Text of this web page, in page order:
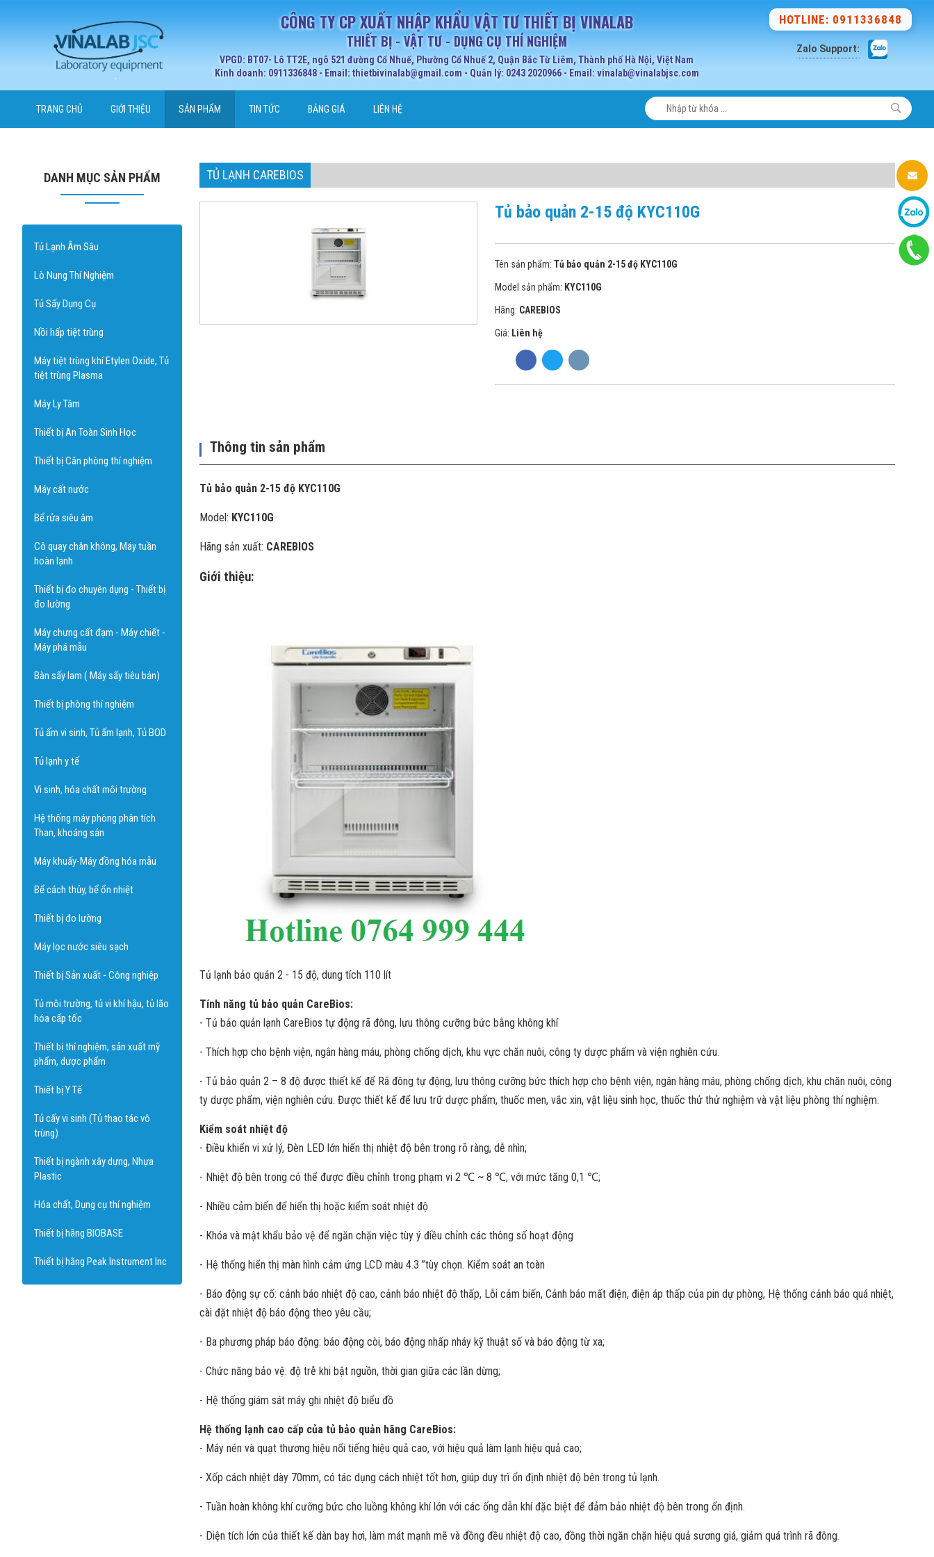
CÔNG TY CP XUẤT NHẬP KHẨU VẬT TƯ THIẾT BỊ VINALAB
THIẾT BỊ - VẬT TƯ - DỤNG CỤ THÍ NGHIỆM
VPGD: BT07- Lô TT2E, ngõ 521 đường Cổ Nhuế, Phường Cổ Nhuế 2, Quận Bắc Từ Liêm, Thành phố Hà Nội, Việt Nam
Kinh doanh: 0911336848 - Email: thietbivinalab@gmail.com - Quản lý: 0243 2020966 - Email: vinalab@vinalabjsc.com
HOTLINE: 0911336848
Zalo Support:
TRANG CHỦ GIỚI THIỆU SẢN PHẨM TIN TỨC BẢNG GIÁ LIÊN HỆ
DANH MỤC SẢN PHẨM
Tủ Lạnh Âm Sâu
Lò Nung Thí Nghiệm
Tủ Sấy Dụng Cụ
Nồi hấp tiệt trùng
Máy tiệt trùng khí Etylen Oxide, Tủ
tiệt trùng Plasma
Máy Ly Tâm
Thiết bị An Toàn Sinh Học
Thiết bị Cân phòng thí nghiệm
Máy cất nước
Bể rửa siêu âm
Cô quay chân không, Máy tuần
hoàn lạnh
Thiết bị đo chuyên dụng - Thiết bị
đo lường
Máy chưng cất đạm - Máy chiết -
Máy phá mẫu
Bàn sấy lam ( Máy sấy tiêu bản)
Thiết bị phòng thí nghiệm
Tủ ấm vi sinh, Tủ ấm lạnh, Tủ BOD
Tủ lạnh y tế
Vi sinh, hóa chất môi trường
Hệ thống máy phòng phân tích
Than, khoáng sản
Máy khuấy-Máy đồng hóa mẫu
Bể cách thủy, bể ổn nhiệt
Thiết bị đo lường
Máy lọc nước siêu sạch
Thiết bị Sản xuất - Công nghiệp
Tủ môi trường, tủ vi khí hậu, tủ lão
hóa cấp tốc
Thiết bị thí nghiệm, sản xuất mỹ
phẩm, dược phẩm
Thiết bị Y Tế
Tủ cấy vi sinh (Tủ thao tác vô
trùng)
Thiết bị ngành xây dựng, Nhựa
Plastic
Hóa chất, Dụng cụ thí nghiệm
Thiết bị hãng BIOBASE
Thiết bị hãng Peak Instrument Inc
TỦ LẠNH CAREBIOS
Tủ bảo quản 2-15 độ KYC110G
Tên sản phẩm: Tủ bảo quản 2-15 độ KYC110G
Model sản phẩm: KYC110G
Hãng: CAREBIOS
Giá: Liên hệ
Thông tin sản phẩm
Tủ bảo quản 2-15 độ KYC110G
Model: KYC110G
Hãng sản xuất: CAREBIOS
Giới thiệu:
Tủ lạnh bảo quản 2 - 15 độ, dung tích 110 lít
Tính năng tủ bảo quản CareBios:
- Tủ bảo quản lạnh CareBios tự động rã đông, lưu thông cưỡng bức bằng không khí
- Thích hợp cho bệnh viện, ngân hàng máu, phòng chống dịch, khu vực chăn nuôi, công ty dược phẩm và viện nghiên cứu.
- Tủ bảo quản 2 – 8 độ được thiết kế để Rã đông tự động, lưu thông cưỡng bức thích hợp cho bệnh viện, ngân hàng máu, phòng chống dịch, khu chăn nuôi, công
ty dược phẩm, viện nghiên cứu. Được thiết kế để lưu trữ dược phẩm, thuốc men, vắc xin, vật liệu sinh học, thuốc thử thử nghiệm và vật liệu phòng thí nghiệm.
Kiểm soát nhiệt độ
- Điều khiển vi xử lý, Đèn LED lớn hiển thị nhiệt độ bên trong rõ ràng, dễ nhìn;
- Nhiệt độ bên trong có thể được điều chỉnh trong phạm vi 2 ℃ ~ 8 ℃, với mức tăng 0,1 ℃;
- Nhiều cảm biến để hiển thị hoặc kiểm soát nhiệt độ
- Khóa và mật khẩu bảo vệ để ngăn chặn việc tùy ý điều chỉnh các thông số hoạt động
- Hệ thống hiển thị màn hình cảm ứng LCD màu 4.3 ”tùy chọn. Kiểm soát an toàn
- Báo động sự cố: cảnh báo nhiệt độ cao, cảnh báo nhiệt độ thấp, Lỗi cảm biến, Cảnh báo mất điện, điện áp thấp của pin dự phòng, Hệ thống cảnh báo quá nhiệt,
cài đặt nhiệt độ báo động theo yêu cầu;
- Ba phương pháp báo động: báo động còi, báo động nhấp nháy kỹ thuật số và báo động từ xa;
- Chức năng bảo vệ: độ trễ khi bật nguồn, thời gian giữa các lần dừng;
- Hệ thống giám sát máy ghi nhiệt độ biểu đồ
Hệ thống lạnh cao cấp của tủ bảo quản hãng CareBios:
- Máy nén và quạt thương hiệu nổi tiếng hiệu quả cao, với hiệu quả làm lạnh hiệu quả cao;
- Xốp cách nhiệt dày 70mm, có tác dụng cách nhiệt tốt hơn, giúp duy trì ổn định nhiệt độ bên trong tủ lạnh.
- Tuần hoàn không khí cưỡng bức cho luồng không khí lớn với các ống dẫn khí đặc biệt để đảm bảo nhiệt độ bên trong ổn định.
- Diện tích lớn của thiết kế dàn bay hơi, làm mát mạnh mẽ và đồng đều nhiệt độ cao, đồng thời ngăn chặn hiệu quả sương giá, giảm quá trình rã đông.